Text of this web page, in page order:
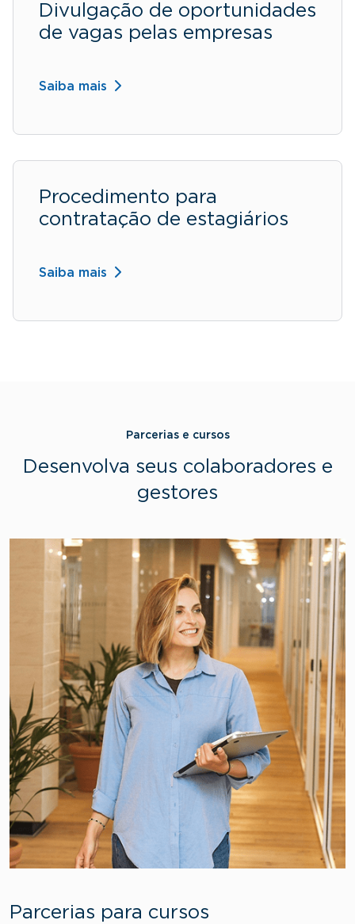
Divulgação de oportunidades
de vagas pelas empresas
Saiba mais
Procedimento para
contratação de estagiários
Saiba mais
Parcerias e cursos
Desenvolva seus colaboradores e
gestores
Parcerias para cursos